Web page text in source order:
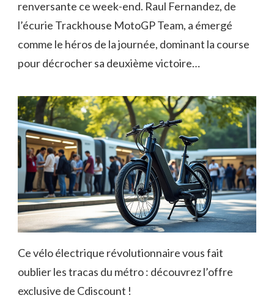
renversante ce week-end. Raul Fernandez, de
l’écurie Trackhouse MotoGP Team, a émergé
comme le héros de la journée, dominant la course
pour décrocher sa deuxième victoire…
Ce vélo électrique révolutionnaire vous fait
oublier les tracas du métro : découvrez l’offre
exclusive de Cdiscount !